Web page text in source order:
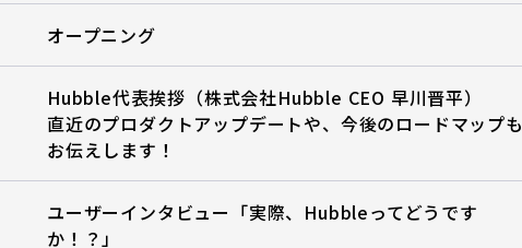
オープニング
Hubble代表挨拶（株式会社Hubble CEO 早川晋平）
直近のプロダクトアップデートや、今後のロードマップも
お伝えします！
ユーザーインタビュー「実際、Hubbleってどうです
か！？」